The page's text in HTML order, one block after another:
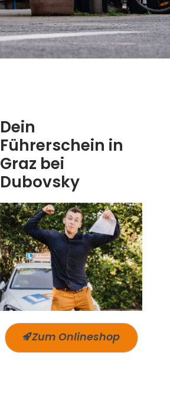
Dein
Führerschein in
Graz bei
Dubovsky
Zum Onlineshop